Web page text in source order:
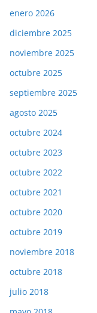
enero 2026
diciembre 2025
noviembre 2025
octubre 2025
septiembre 2025
agosto 2025
octubre 2024
octubre 2023
octubre 2022
octubre 2021
octubre 2020
octubre 2019
noviembre 2018
octubre 2018
julio 2018